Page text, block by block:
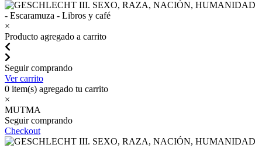
×
Producto agregado a carrito
Seguir comprando
Ver carrito
0 item(s) agregado tu carrito
×
MUTMA
Seguir comprando
Checkout